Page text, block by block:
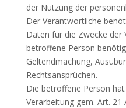
der Nutzung der
Der Verantwortliche
Daten für die Zwecke der
betroffene Person
Geltendmachung,
Rechtsansprüchen.
Die betroffene Person
Verarbeitung gem. Art. 21